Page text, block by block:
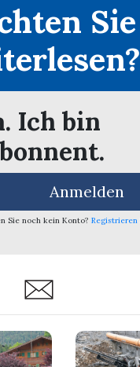
Sie
Ich bin
Anmelden
Sie noch kein Konto? Registrieren
Share